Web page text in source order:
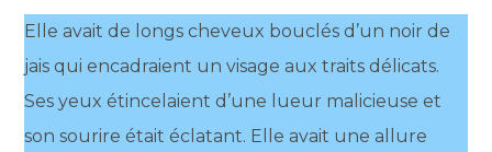
Elle avait de longs cheveux bouclés d’un noir de
jais qui encadraient un visage aux traits délicats.
Ses yeux étincelaient d’une lueur malicieuse et
son sourire était éclatant. Elle avait une allure